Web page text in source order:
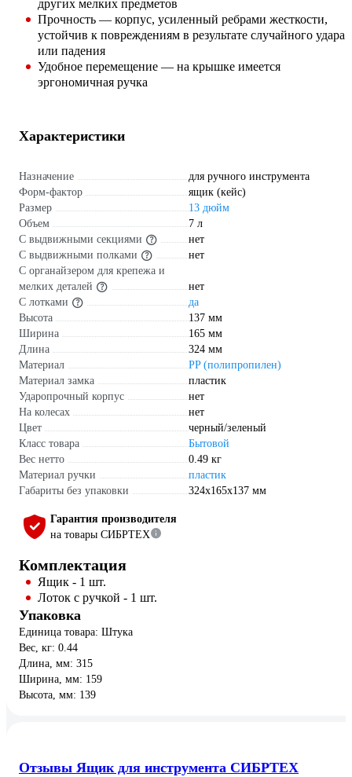
других мелких предметов
Прочность — корпус, усиленный ребрами жесткости,
устойчив к повреждениям в результате случайного удара
или падения
Удобное перемещение — на крышке имеется
эргономичная ручка
Характеристики
Назначение
для ручного инструмента
Форм-фактор
ящик (кейс)
Размер
13 дюйм
Объем
7 л
С выдвижными секциями
нет
С выдвижными полками
нет
С органайзером для крепежа и
мелких деталей
нет
С лотками
да
Высота
137 мм
Ширина
165 мм
Длина
324 мм
Материал
PP (полипропилен)
Материал замка
пластик
Ударопрочный корпус
нет
На колесах
нет
Цвет
черный/зеленый
Класс товара
Бытовой
Вес нетто
0.49 кг
Материал ручки
пластик
Габариты без упаковки
324х165х137 мм
Гарантия производителя
на товары СИБРТЕХ
Комплектация
Ящик - 1 шт.
Лоток с ручкой - 1 шт.
Упаковка
Единица товара: Штука
Вес, кг: 0.44
Длина, мм: 315
Ширина, мм: 159
Высота, мм: 139
Отзывы Ящик для инструмента СИБРТЕХ